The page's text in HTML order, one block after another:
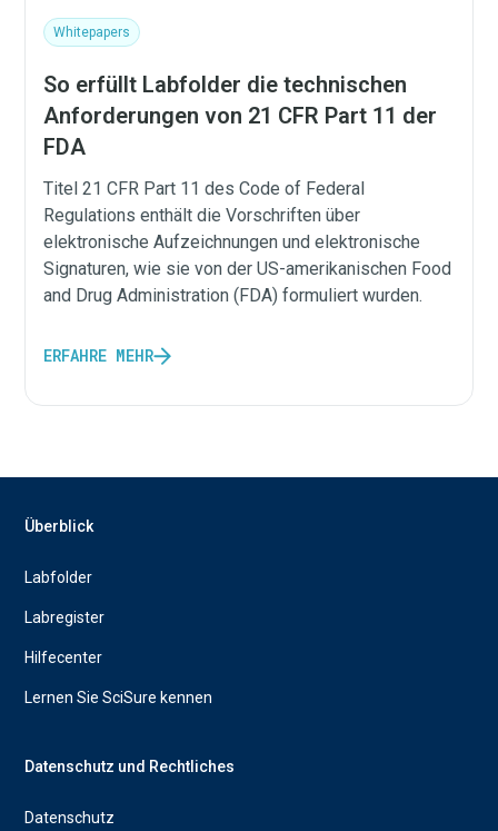
Whitepapers
So erfüllt Labfolder die technischen
Anforderungen von 21 CFR Part 11 der
FDA
Titel 21 CFR Part 11 des Code of Federal
Regulations enthält die Vorschriften über
elektronische Aufzeichnungen und elektronische
Signaturen, wie sie von der US-amerikanischen Food
and Drug Administration (FDA) formuliert wurden.
ERFAHRE MEHR
Überblick
Labfolder
Labregister
Hilfecenter
Lernen Sie SciSure kennen
Datenschutz und Rechtliches
Datenschutz